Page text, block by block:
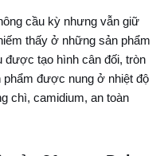
cầu kỳ nhưng vẫn giữ
thấy ở những sản phẩm
tạo hình cân đối, tròn
được nung ở nhiệt độ
chì, camidium, an toàn